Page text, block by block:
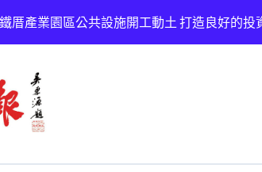
厝產業園區公共設施開工動土 打造良好的投
社
車